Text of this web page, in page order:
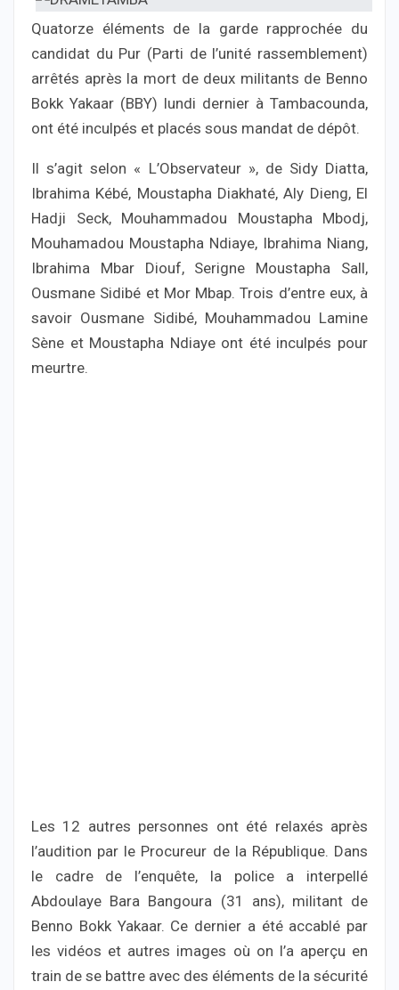
Quatorze éléments de la garde rapprochée du
candidat du Pur (Parti de l’unité rassemblement)
arrêtés après la mort de deux militants de Benno
Bokk Yakaar (BBY) lundi dernier à Tambacounda,
ont été inculpés et placés sous mandat de dépôt.
Il s’agit selon « L’Observateur », de Sidy Diatta,
Ibrahima Kébé, Moustapha Diakhaté, Aly Dieng, El
Hadji Seck, Mouhammadou Moustapha Mbodj,
Mouhamadou Moustapha Ndiaye, Ibrahima Niang,
Ibrahima Mbar Diouf, Serigne Moustapha Sall,
Ousmane Sidibé et Mor Mbap. Trois d’entre eux, à
savoir Ousmane Sidibé, Mouhammadou Lamine
Sène et Moustapha Ndiaye ont été inculpés pour
meurtre.
Les 12 autres personnes ont été relaxés après
l’audition par le Procureur de la République. Dans
le cadre de l’enquête, la police a interpellé
Abdoulaye Bara Bangoura (31 ans), militant de
Benno Bokk Yakaar. Ce dernier a été accablé par
les vidéos et autres images où on l’a aperçu en
train de se battre avec des éléments de la sécurité